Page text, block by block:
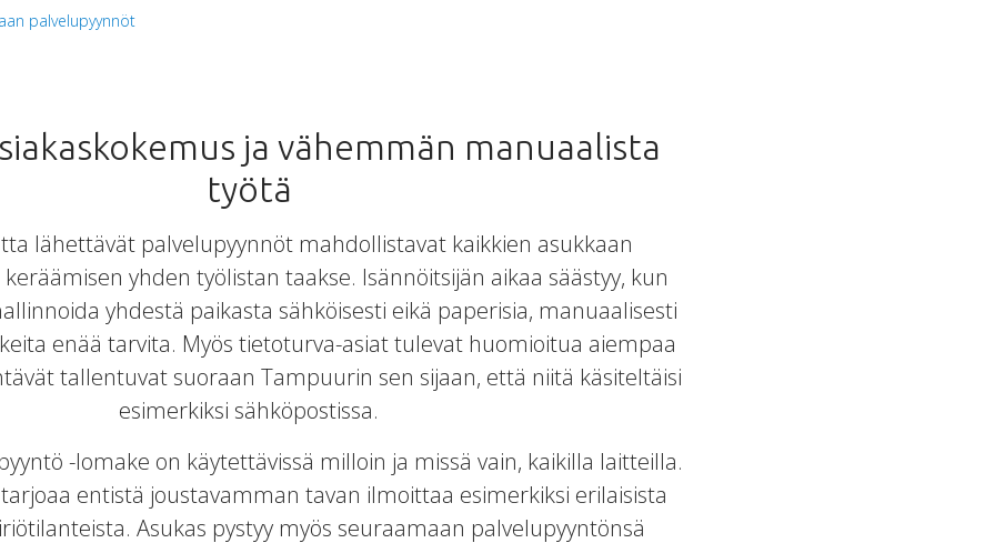
palvelupyynnöt
ja vähemmän manuaalista
työtä
lähettävät palvelupyynnöt mahdollistavat kaikkien asukkaan
yhden työlistan taakse. Isännöitsijän aikaa säästyy, kun
yhdestä paikasta sähköisesti eikä paperisia, manuaalisesti
enää tarvita. Myös tietoturva-asiat tulevat huomioitua aiempaa
tallentuvat suoraan Tampuurin sen sijaan, että niitä käsiteltäisi
esimerkiksi sähköpostissa.
-lomake on käytettävissä milloin ja missä vain, kaikilla laitteilla.
entistä joustavamman tavan ilmoittaa esimerkiksi erilaisista
Asukas pystyy myös seuraamaan palvelupyyntönsä